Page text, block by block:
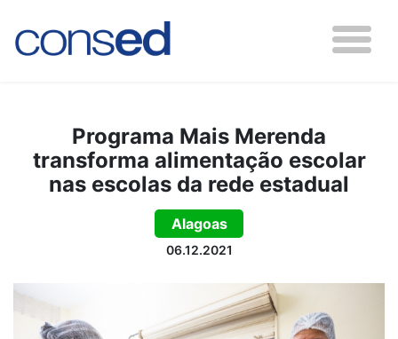
Programa Mais Merenda
transforma alimentação escolar
nas escolas da rede estadual
Alagoas
06.12.2021